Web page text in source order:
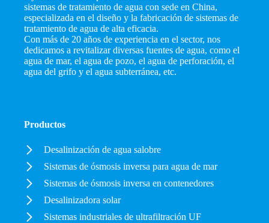
sistemas de tratamiento de agua con sede en China,
especializada en el diseño y la fabricación de sistemas de
tratamiento de agua de alta eficacia.
Con más de 20 años de experiencia en el sector, nos
dedicamos a revitalizar diversas fuentes de agua, como el
agua de mar, el agua de pozo, el agua de perforación, el
agua del grifo y el agua subterránea, etc.
Productos
Desalinización de agua salobre
Sistemas de ósmosis inversa para agua de mar
Sistemas de ósmosis inversa en contenedores
Desalinizadora solar
Sistemas industriales de ultrafiltración UF